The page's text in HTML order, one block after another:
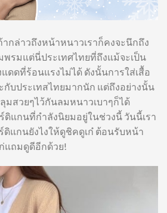
กล่าวถึงหน้าหนาวเราก็คงจะนึกถึง
รมแต่นี่ประเทศไทยที่ถึงแม้จะเป็น
ดดที่ร้อนแรงไม่ได้ ดังนั้นการใส่เสื้อ
กับประเทสไทยมากนัก แต่ถึงอย่างนั้น
มสวยๆไว้กันลมหนาวเบาๆก็ได้
ดิแกนที่กำลังนิยมอยู่ในช่วงนี้ วันนี้เรา
ดิแกนยังไงให้ดูชิคดูเก๋ ต้อนรับหน้า
แถมดูดีอีกด้วย!